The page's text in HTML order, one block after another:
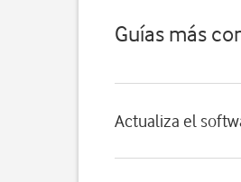
Guías más
Actualiza el